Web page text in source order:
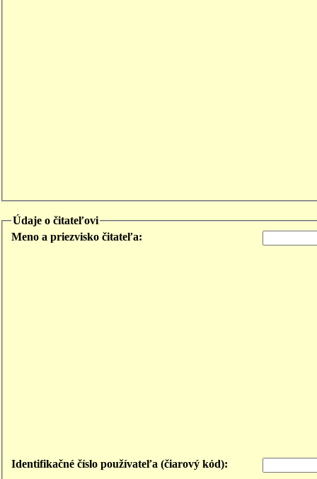
Údaje o čitateľovi
Meno a priezvisko čitateľa:
Identifikačné číslo používateľa (čiarový kód):